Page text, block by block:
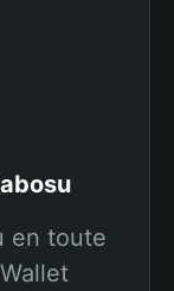
en toute